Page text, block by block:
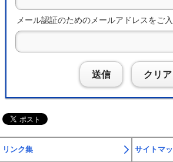
メール認証のためのメールアドレスをご入
送信 クリア
リンク集 サイトマ